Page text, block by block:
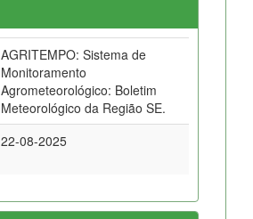
AGRITEMPO: Sistema de
Monitoramento
Agrometeorológico: Boletim
Meteorológico da Região SE.
22-08-2025